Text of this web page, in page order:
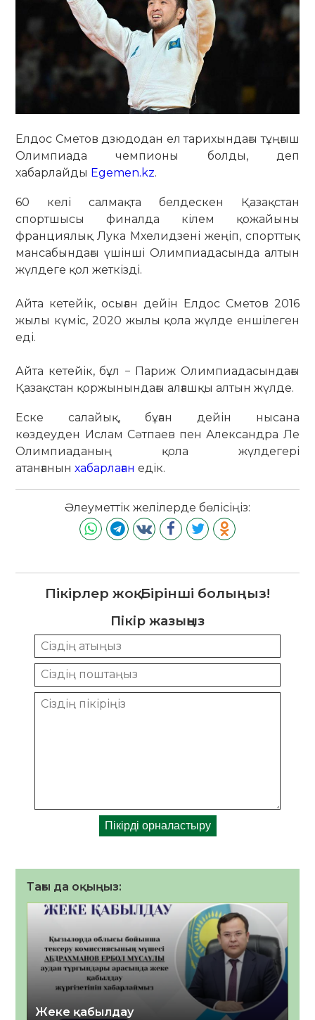
Елдос Сметов дзюдодан ел тарихындағы тұңғыш
Олимпиада чемпионы болды, деп
хабарлайды Egemen.kz.
60 келі салмақта белдескен Қазақстан
спортшысы финалда кілем қожайыны
франциялық Лука Мхелидзені жеңіп, спорттық
мансабындағы үшінші Олимпиадасында алтын
жүлдеге қол жеткізді.
Айта кетейік, осыған дейін Елдос Сметов 2016
жылы күміс, 2020 жылы қола жүлде еншілеген
еді.
Айта кетейік, бұл − Париж Олимпиадасындағы
Қазақстан қоржынындағы алғашқы алтын жүлде.
Еске салайық, бұған дейін нысана
көздеуден Ислам Сәтпаев пен Александра Ле
Олимпиаданың қола жүлдегері
атанғанынхабарлаған едік.
Әлеуметтік желілерде бөлісіңіз:
Пікірлер жоқ. Бірінші болыңыз!
Пікір жазыңыз
Тағы да оқыңыз:
Жеке қабылдау